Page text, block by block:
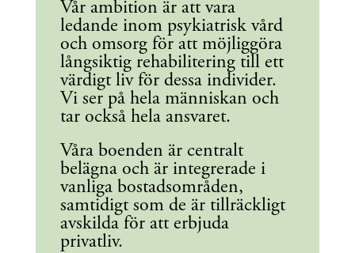
Vår ambition är att vara
ledande inom psykiatrisk vård
och omsorg för att möjliggöra
långsiktig rehabilitering till ett
värdigt liv för dessa individer.
Vi ser på hela människan och
tar också hela ansvaret.
Våra boenden är centralt
belägna och är integrerade i
vanliga bostadsområden,
samtidigt som de är tillräckligt
avskilda för att erbjuda
privatliv.